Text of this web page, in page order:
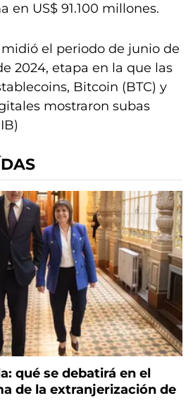
en US$ 91.100 millones.
el periodo de junio de
2024, etapa en la que las
Bitcoin (BTC) y
mostraron subas
qué se debatirá en el
de la extranjerización de